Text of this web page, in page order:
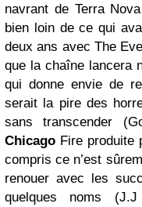
navrant de Terra
bien loin de ce qui
deux ans avec The
que la chaîne lancera
qui donne envie de
serait la pire des
sans transcender
Chicago Fire produite
compris ce n’est
renouer avec les
quelques noms